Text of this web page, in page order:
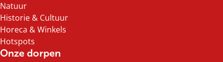
Natuur
Historie & Cultuur
Horeca & Winkels
Hotspots
Onze dorpen